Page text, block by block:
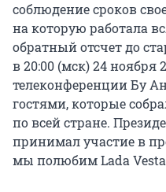
соблюдение сроков
на которую работала
обратный отсчет до
в 20:00 (мск) 24 ноября
телеконференции Бу
гостями, которые
по всей стране.
принимал участие в
мы полюбим Lada